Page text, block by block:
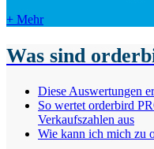
+ Mehr
Was sind
Diese Auswertungen
So wertet orderbird
Verkaufszahlen aus
Wie kann ich mich zu